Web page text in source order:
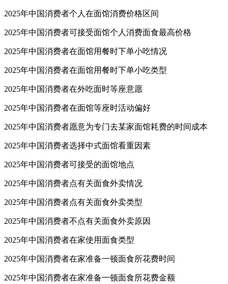
2025年中国消费者个人在面馆消费价格区间
2025年中国消费者可接受面馆个人消费面食最高价格
2025年中国消费者在面馆用餐时下单小吃情况
2025年中国消费者在面馆用餐时下单小吃类型
2025年中国消费者在外吃面时等座意愿
2025年中国消费者在面馆等座时活动偏好
2025年中国消费者愿意为专门去某家面馆耗费的时间成本
2025年中国消费者选择中式面馆看重因素
2025年中国消费者可接受的面馆地点
2025年中国消费者点有关面食外卖情况
2025年中国消费者点有关面食外卖类型
2025年中国消费者不点有关面食外卖原因
2025年中国消费者在家使用面食类型
2025年中国消费者在家准备一顿面食所花费时间
2025年中国消费者在家准备一顿面食所花费金额